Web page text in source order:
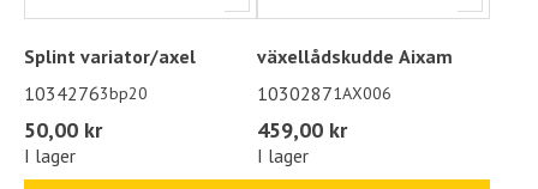
Splint variator/axel
10342763bp20
50,00 kr
I lager
växellådskudde Aixam
10302871AX006
459,00 kr
I lager